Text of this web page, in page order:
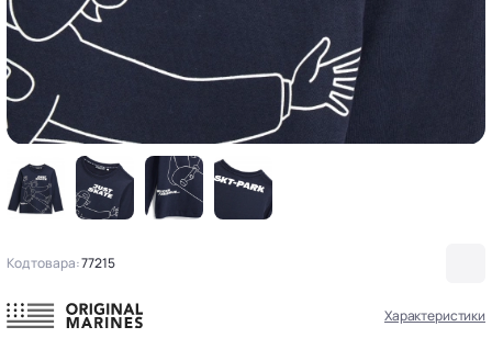
Код товара:77215
Характеристики